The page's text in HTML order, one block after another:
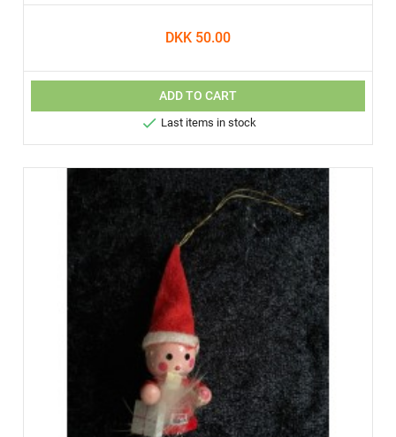
DKK 50.00
ADD TO CART
 Last items in stock